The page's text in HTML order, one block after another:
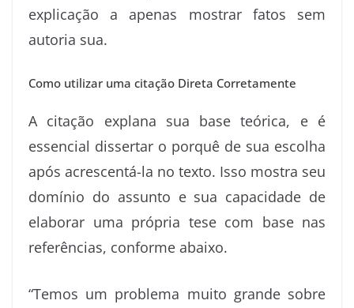
explicação a apenas mostrar fatos sem
autoria sua.
Como utilizar uma citação Direta Corretamente
A citação explana sua base teórica, e é
essencial dissertar o porquê de sua escolha
após acrescentá-la no texto. Isso mostra seu
domínio do assunto e sua capacidade de
elaborar uma própria tese com base nas
referências, conforme abaixo.
“Temos um problema muito grande sobre